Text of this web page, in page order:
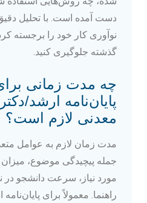
دست آمده است. با تحلیل دقیق
نوآوری کار خود را برجسته
گذشته جلوگیری کنید.
چه مدت زمانی
پایان‌نامه ارشد/
معدنی لازم است؟
مدت زمان لازم به عوامل
جمله پیچیدگی موضوع،
مورد نیاز، سرعت دانشجو